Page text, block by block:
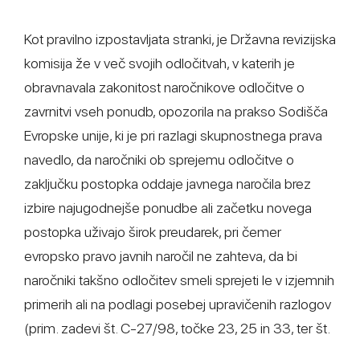
Kot pravilno izpostavljata stranki, je Državna revizijska
komisija že v več svojih odločitvah, v katerih je
obravnavala zakonitost naročnikove odločitve o
zavrnitvi vseh ponudb, opozorila na prakso Sodišča
Evropske unije, ki je pri razlagi skupnostnega prava
navedlo, da naročniki ob sprejemu odločitve o
zaključku postopka oddaje javnega naročila brez
izbire najugodnejše ponudbe ali začetku novega
postopka uživajo širok preudarek, pri čemer
evropsko pravo javnih naročil ne zahteva, da bi
naročniki takšno odločitev smeli sprejeti le v izjemnih
primerih ali na podlagi posebej upravičenih razlogov
(prim. zadevi št. C-27/98, točke 23, 25 in 33, ter št.